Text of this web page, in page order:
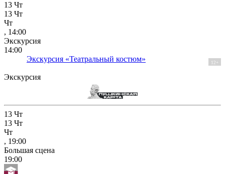
13 Чт
13 Чт
Чт
, 14:00
Экскурсия
14:00
Экскурсия «Театральный костюм»
12+
Экскурсия
13 Чт
13 Чт
Чт
, 19:00
Большая сцена
19:00